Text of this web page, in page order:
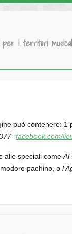
per i territori
facebook.com/
alle speciali comeAl
pachino, o